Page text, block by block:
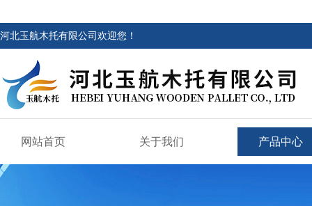
河北玉航木托有限公司欢迎您！
网站首页 关于我们 产品中心